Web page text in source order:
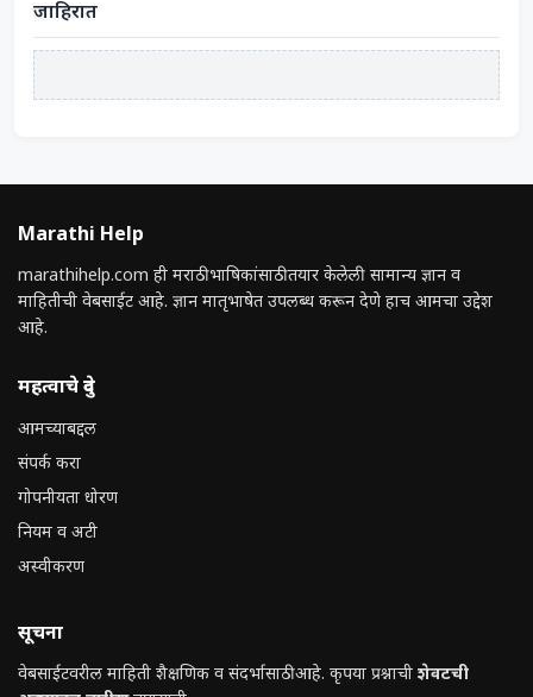
जाहिरात
Marathi Help
marathihelp.com ही मराठी भाषिकांसाठी तयार केलेली सामान्य ज्ञान व
माहितीची वेबसाईट आहे. ज्ञान मातृभाषेत उपलब्ध करून देणे हाच आमचा उद्देश
आहे.
महत्वाचे दुवे
आमच्याबद्दल
संपर्क करा
गोपनीयता धोरण
नियम व अटी
अस्वीकरण
सूचना
वेबसाईटवरील माहिती शैक्षणिक व संदर्भासाठी आहे. कृपया प्रश्नाची शेवटची